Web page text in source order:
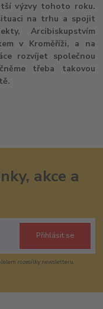
výzvy tohoto roku.
na trhu a spojit
Arcibiskupstvím
v Kroměříži, a na
rozvíjet společnou
třeba takovou
akce a
Přihlásit se
rozesílky newsletteru.